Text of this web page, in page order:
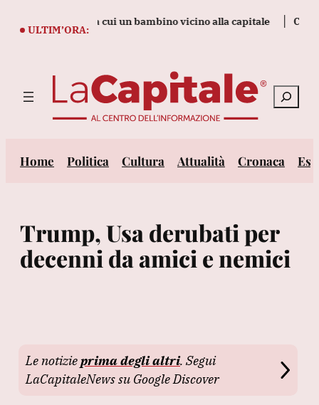
ULTIM’ORA:
tre morti tra cui un bambino vicino alla capitale Cnn, 'il
Cerca
Home Politica Cultura Attualità Cronaca
Trump, Usa derubati per
decenni da amici e nemici
Le notizieprima degli altri. Segui
LaCapitaleNews su Google Discover